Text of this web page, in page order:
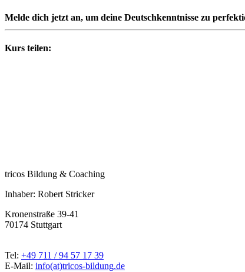
Melde dich jetzt an, um deine Deutschkenntnisse zu
Kurs teilen:
tricos Bildung & Coaching
Inhaber: Robert Stricker
Kronenstraße 39-41
70174 Stuttgart
Tel: +49 711 / 94 57 17 39
E-Mail: info(at)tricos-bildung.de